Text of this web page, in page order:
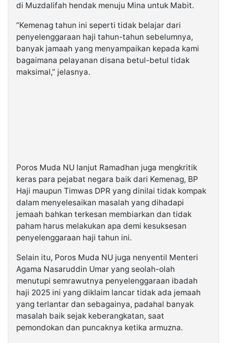
di Muzdalifah hendak menuju Mina untuk Mabit.
“Kemenag tahun ini seperti tidak belajar dari
penyelenggaraan haji tahun-tahun sebelumnya,
banyak jamaah yang menyampaikan kepada kami
bagaimana pelayanan disana betul-betul tidak
maksimal,” jelasnya.
Poros Muda NU lanjut Ramadhan juga mengkritik
keras para pejabat negara baik dari Kemenag, BP
Haji maupun Timwas DPR yang dinilai tidak kompak
dalam menyelesaikan masalah yang dihadapi
jemaah bahkan terkesan membiarkan dan tidak
paham harus melakukan apa demi kesuksesan
penyelenggaraan haji tahun ini.
Selain itu, Poros Muda NU juga nenyentil Menteri
Agama Nasaruddin Umar yang seolah-olah
menutupi semrawutnya penyelenggaraan ibadah
haji 2025 ini yang diklaim lancar tidak ada jemaah
yang terlantar dan sebagainya, padahal banyak
masalah baik sejak keberangkatan, saat
pemondokan dan puncaknya ketika armuzna.